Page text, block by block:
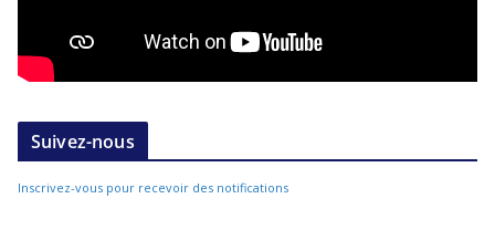
Suivez-nous
Inscrivez-vous pour recevoir des notifications